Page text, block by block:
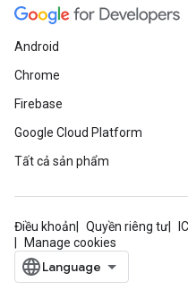
Android
Chrome
Firebase
Google Cloud Platform
Tất cả sản phẩm
Điều khoản Quyền riêng tư
Manage cookies